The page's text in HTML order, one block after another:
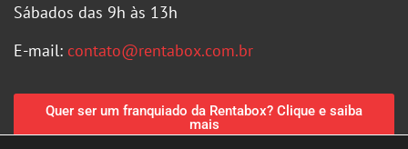
Sábados das 9h às 13h
E-mail: contato@rentabox.com.br
Quer ser um franquiado da Rentabox? Clique e saiba
mais